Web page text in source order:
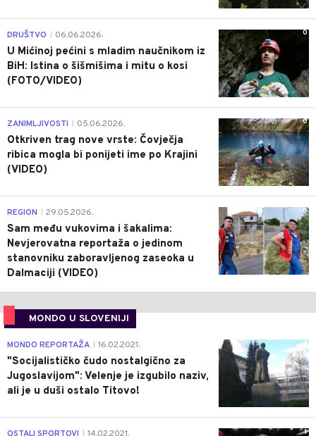
0
DRUŠTVO 06.06.2026.
U Mićinoj pećini s mladim naučnikom iz
BiH: Istina o šišmišima i mitu o kosi
(FOTO/VIDEO)
0
ZANIMLJIVOSTI 05.06.2026.
Otkriven trag nove vrste: Čovječja
ribica mogla bi ponijeti ime po Krajini
(VIDEO)
0
REGION 29.05.2026.
Sam među vukovima i šakalima:
Nevjerovatna reportaža o jedinom
stanovniku zaboravljenog zaseoka u
Dalmaciji (VIDEO)
MONDO U SLOVENIJI
4
MONDO REPORTAŽA 16.02.2021.
"Socijalističko čudo nostalgično za
Jugoslavijom": Velenje je izgubilo naziv,
ali je u duši ostalo Titovo!
1